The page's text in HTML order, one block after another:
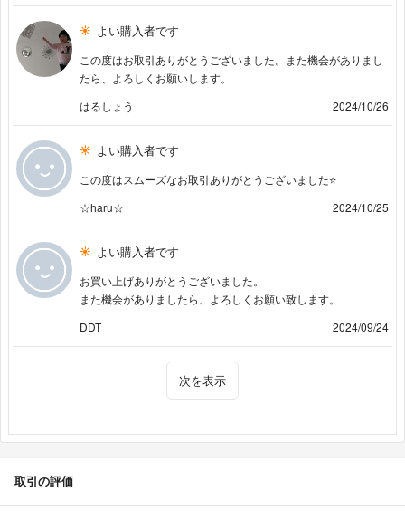
よい購入者です
この度はお取引ありがとうございました。また機会がありまし
たら、よろしくお願いします。
はるしょう
2024/10/26
よい購入者です
この度はスムーズなお取引ありがとうございました⭐️
☆haru☆
2024/10/25
よい購入者です
お買い上げありがとうございました。
また機会がありましたら、よろしくお願い致します。
DDT
2024/09/24
次を表示
取引の評価